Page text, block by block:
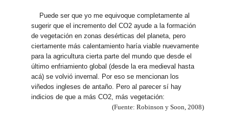
Puede ser que yo me equivoque completamente al
sugerir que el incremento del CO2 ayude a la formación
de vegetación en zonas desérticas del planeta, pero
ciertamente más calentamiento haría viable nuevamente
para la agricultura cierta parte del mundo que desde el
último enfriamiento global (desde la era medieval hasta
acá) se volvió invernal. Por eso se mencionan los
viñedos ingleses de antaño. Pero al parecer sí hay
indicios de que a más CO2, más vegetación:
(Fuente: Robinson y Soon, 2008)